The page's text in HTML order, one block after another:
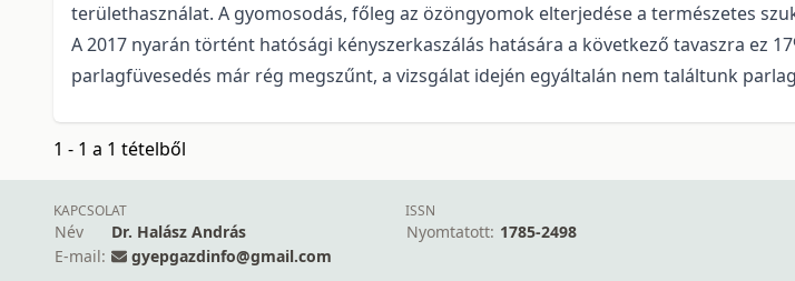
területhasználat. A gyomosodás, főleg az özöngyomok elterjedése a természetes
A 2017 nyarán történt hatósági kényszerkaszálás hatására a következő tavaszra ez
parlagfüvesedés már rég megszűnt, a vizsgálat idején egyáltalán nem találtunk
1 - 1 a 1 tételből
KAPCSOLAT
Név
Dr. Halász András
E-mail:
gyepgazdinfo@gmail.com
ISSN
Nyomtatott: 1785-2498